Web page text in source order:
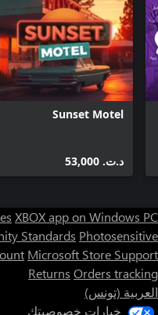
Sunset Motel
د.ت.‏ 53,000
XBOX app on Windows PC
Standards Photosensitive
Microsoft Store Support
Returns Orders tracking
العربية (تونس)
خيارات خصوصيتك